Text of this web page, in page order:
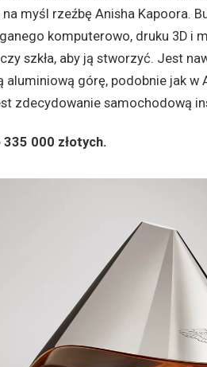
myśl rzeźbę Anisha Kapoora.
komputerowo, druku 3D i
szkła, aby ją stworzyć. Jest
aluminiową górę, podobnie jak
zdecydowanie samochodową
000 złotych.